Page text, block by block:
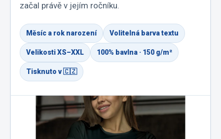
začal právě v jejím ročníku.
Měsíc a rok narození Volitelná barva textu
Velikosti XS–XXL 100% bavlna · 150 g/m²
Tisknuto v 🇨🇿